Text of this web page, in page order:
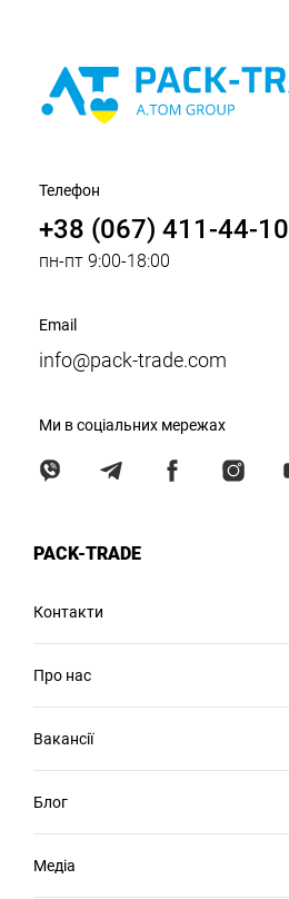
Телефон
+38 (067) 411-44-10
пн-пт 9:00-18:00
Email
info@pack-trade.com
Ми в соціальних мережах
PACK-TRADE
Контакти
Про нас
Вакансії
Блог
Медіа